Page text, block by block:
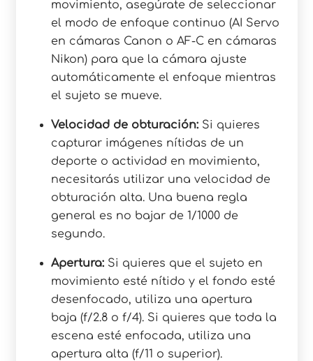
movimiento, asegúrate de seleccionar
el modo de enfoque continuo (AI Servo
en cámaras Canon o AF-C en cámaras
Nikon) para que la cámara ajuste
automáticamente el enfoque mientras
el sujeto se mueve.
Velocidad de obturación: Si quieres
capturar imágenes nítidas de un
deporte o actividad en movimiento,
necesitarás utilizar una velocidad de
obturación alta. Una buena regla
general es no bajar de 1/1000 de
segundo.
Apertura: Si quieres que el sujeto en
movimiento esté nítido y el fondo esté
desenfocado, utiliza una apertura
baja (f/2.8 o f/4). Si quieres que toda la
escena esté enfocada, utiliza una
apertura alta (f/11 o superior).